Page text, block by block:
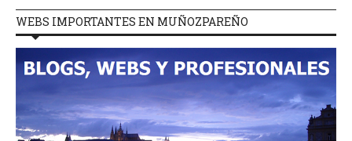
WEBS IMPORTANTES EN MUÑOZPAREÑO